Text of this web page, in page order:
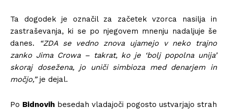
Ta dogodek je označil za začetek vzorca nasilja in
zastraševanja, ki se po njegovem mnenju nadaljuje še
danes.
“ZDA se vedno znova ujamejo v neko trajno
zanko Jima Crowa – takrat, ko je ‘bolj popolna unija’
skoraj dosežena, jo uniči simbioza med denarjem in
močjo,”je dejal.
Po Bidnovih besedah vladajoči pogosto ustvarjajo strah